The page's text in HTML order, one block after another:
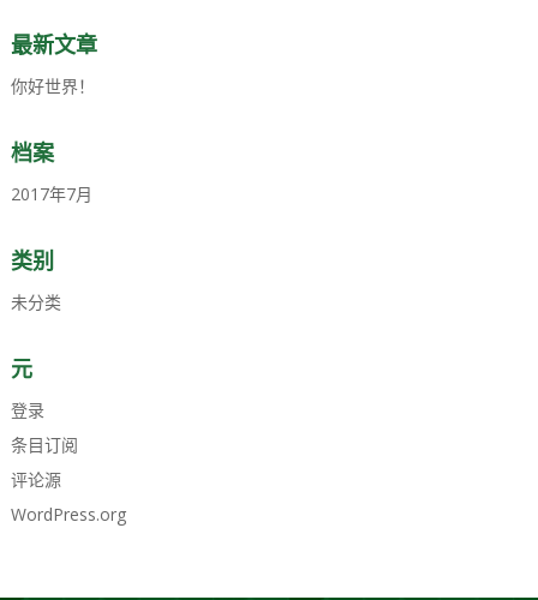
最新文章
你好世界！
档案
2017年7月
类别
未分类
元
登录
条目订阅
评论源
WordPress.org